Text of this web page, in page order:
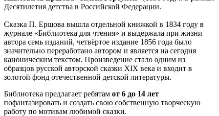
Десятилетия детства в Российской Федерации.
Сказка П. Ершова вышла отдельной книжкой в 1834 году в
журнале «Библиотека для чтения» и выдержала при жизни
автора семь изданий, четвёртое издание 1856 года было
значительно переработано автором и является на сегодня
каноническим текстом. Произведение стало одним из
образцов русской авторской сказки XIX века и входит в
золотой фонд отечественной детской литературы.
Библиотека предлагает ребятам от 6 до 14 лет
пофантазировать и создать свою собственную творческую
работу по мотивам любимой сказки.